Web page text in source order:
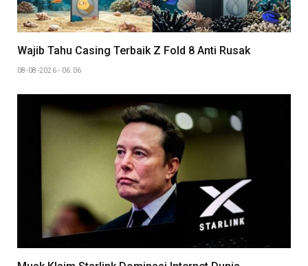
Wajib Tahu Casing Terbaik Z Fold 8 Anti Rusak
08-08-2026 - 06.06